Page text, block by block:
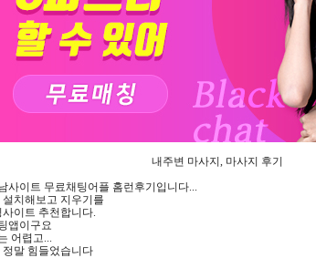
내주변 마사지, 마사지 후기
사이트 무료채팅어플 홈런후기입니다...
치해보고 지우기를
이트 추천합니다.
앱이구요
어렵고...
말 힘들었습니다